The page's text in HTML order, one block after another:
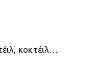
κοκτέιλ…